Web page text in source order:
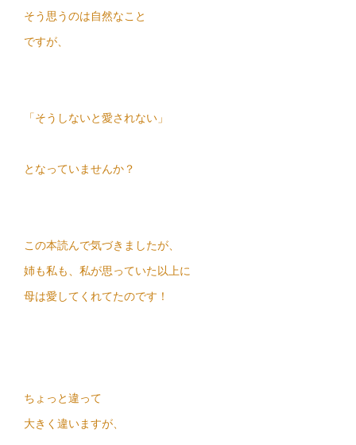
そう思うのは自然なこと
ですが、
「そうしないと愛されない」
となっていませんか？
この本読んで気づきましたが、
姉も私も、私が思っていた以上に
母は愛してくれてたのです！
ちょっと違って
大きく違いますが、